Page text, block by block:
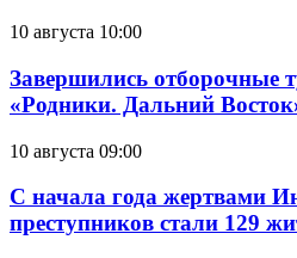
10 августа 10:00
Завершились отборочные
«Родники. Дальний
10 августа 09:00
С начала года жертвами
преступников стали 129